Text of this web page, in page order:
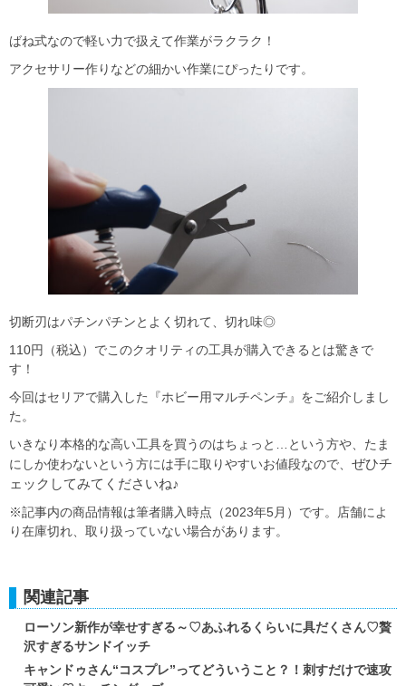
ばね式なので軽い力で扱えて作業がラクラク！
アクセサリー作りなどの細かい作業にぴったりです。
切断刃はパチンパチンとよく切れて、切れ味◎
110円（税込）でこのクオリティの工具が購入できるとは驚きで
す！
今回はセリアで購入した『ホビー用マルチペンチ』をご紹介しまし
た。
いきなり本格的な高い工具を買うのはちょっと…という方や、たま
にしか使わないという方には手に取りやすいお値段なので、 ぜひチ
ェックしてみてくださいね♪
※記事内の商品情報は筆者購入時点（2023年5月）です。店舗によ
り在庫切れ、取り扱っていない場合があります。
関連記事
ローソン新作が幸せすぎる～♡あふれるくらいに具だくさん♡贅
沢すぎるサンドイッチ
キャンドゥさん“コスプレ”ってどういうこと？！刺すだけで速攻